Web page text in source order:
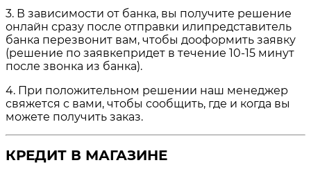
3. В зависимости от банка, вы получите решение
онлайн сразу после отправки илипредставитель
банка перезвонит вам, чтобы дооформить заявку
(решение по заявкепридет в течение 10-15 минут
после звонка из банка).
4. При положительном решении наш менеджер
свяжется с вами, чтобы сообщить, где и когда вы
можете получить заказ.
КРЕДИТ В МАГАЗИНЕ